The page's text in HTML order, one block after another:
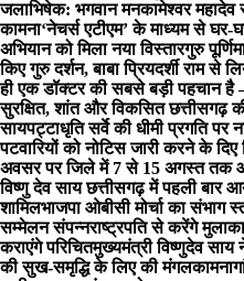
जलाभिषेक: भगवान मनकामेश्वर
कामना‘नेचर्स एटीएम’ के माध्यम से
अभियान को मिला नया विस्तारगुरु
किए गुरु दर्शन, बाबा प्रियदर्शी राम से
ही एक डॉक्टर की सबसे बड़ी पहचान है
सुरक्षित, शांत और विकसित छत्तीसगढ़
सायपट्टाधृति सर्वे की धीमी प्रगति
पटवारियों को नोटिस जारी करने के दिए
अवसर पर जिले में 7 से 15 अगस्त तक
विष्णु देव साय छत्तीसगढ़ में पहली बार
शामिलभाजपा ओबीसी मोर्चा का संभाग
सम्मेलन संपन्नराष्ट्रपति से करेंगे
कराएंगे परिचितमुख्यमंत्री विष्णुदेव साय
की सुख-समृद्धि के लिए की मंगलकामना